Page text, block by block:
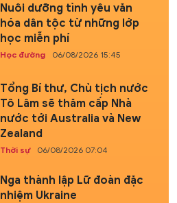
Nuôi dưỡng tình yêu văn
hóa dân tộc từ những lớp
học miễn phí
Học đường 06/08/2026 15:45
Tổng Bí thư, Chủ tịch nước
Tô Lâm sẽ thăm cấp Nhà
nước tới Australia và New
Zealand
Thời sự 06/08/2026 07:04
Nga thành lập Lữ đoàn đặc
nhiệm Ukraine